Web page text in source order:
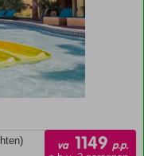
va 1149 p.p.